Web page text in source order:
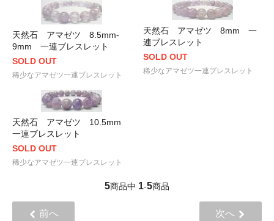
天然石 アマゼツ 8.5mm-
9mm 一連ブレスレット
SOLD OUT
稀少なアマゼツ一連ブレスレット
天然石 アマゼツ 8mm 一
連ブレスレット
SOLD OUT
稀少なアマゼツ一連ブレスレット
天然石 アマゼツ 10.5mm
一連ブレスレット
SOLD OUT
稀少なアマゼツ一連ブレスレット
5商品中 1-5商品
前へ 次へ